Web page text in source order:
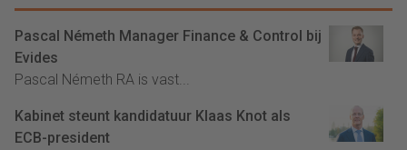
Pascal Németh Manager Finance & Control bij
Evides
Pascal Németh RA is vast...
Kabinet steunt kandidatuur Klaas Knot als
ECB-president